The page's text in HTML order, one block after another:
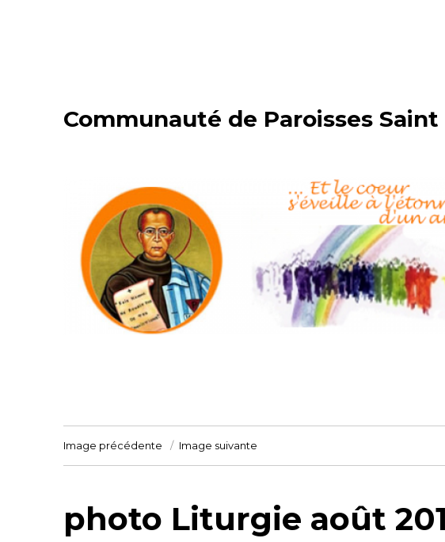
Communauté de Paroisses
Image précédente Image suivante
photo Liturgie août